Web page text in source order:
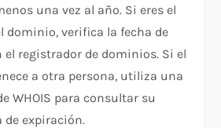
una vez al año. Si eres el
dominio, verifica la fecha de
el registrador de dominios. Si el
a otra persona, utiliza una
WHOIS para consultar su
de expiración.